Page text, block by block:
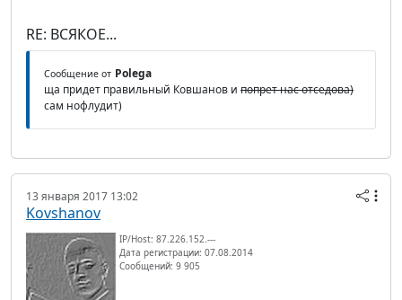
RE: ВСЯКОЕ...
Сообщение от Polega
ща придет правильный Ковшанов и попрет нас отседова)
сам нофлудит)
13 января 2017 13:02
Kovshanov
IP/Host: 87.226.152.---
Дата регистрации: 07.08.2014
Сообщений: 9 905